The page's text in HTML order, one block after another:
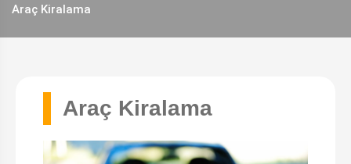
Araç Kiralama
Araç Kiralama